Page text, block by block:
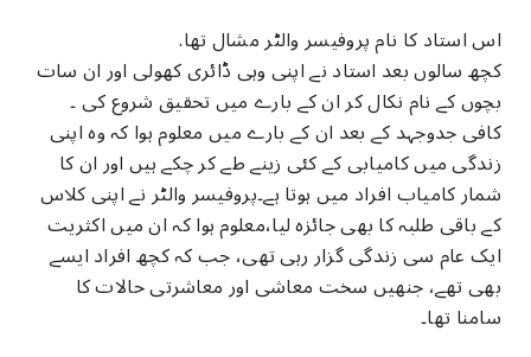
اس استاد کا نام پروفیسر والٹر مشال تھا.
کچھ سالوں بعد استاد نے اپنی وہی ڈائری کھولی اور ان سات
بچوں کے نام نکال کر ان کے بارے میں تحقیق شروع کی ۔
کافی جدوجہد کے بعد ان کے بارے میں معلوم ہوا کہ وہ اپنی
زندگی میں کامیابی کے کئی زینے طے کر چکے ہیں اور ان کا
شمار کامیاب افراد میں ہوتا ہے۔پروفیسر والٹر نے اپنی کلاس
کے باقی طلبہ کا بھی جائزہ لیا،معلوم ہوا کہ ان میں اکثریت
ایک عام سی زندگی گزار رہی تھی، جب کہ کچھ افراد ایسے
بھی تھے، جنھیں سخت معاشی اور معاشرتی حالات کا
سامنا تھا۔